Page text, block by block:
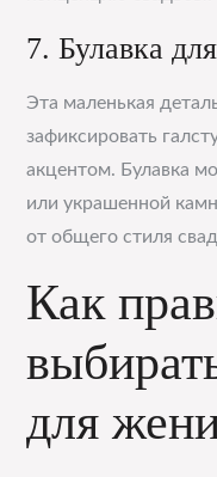
7. Булавка
Эта маленькая
зафиксировать
акцентом. Булавка
или украшенной
от общего стиля
Как
для